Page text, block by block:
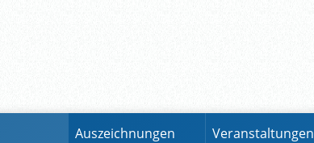
Auszeichnungen Veranstaltungen